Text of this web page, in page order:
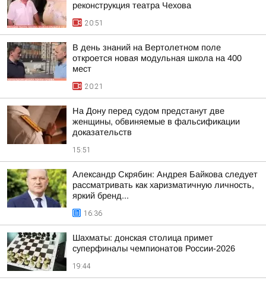
реконструкция театра Чехова
20:51
В день знаний на Вертолетном поле
откроется новая модульная школа на 400
мест
20:21
На Дону перед судом предстанут две
женщины, обвиняемые в фальсификации
доказательств
15:51
Александр Скрябин: Андрея Байкова следует
рассматривать как харизматичную личность,
яркий бренд...
16:36
Шахматы: донская столица примет
суперфиналы чемпионатов России-2026
19:44